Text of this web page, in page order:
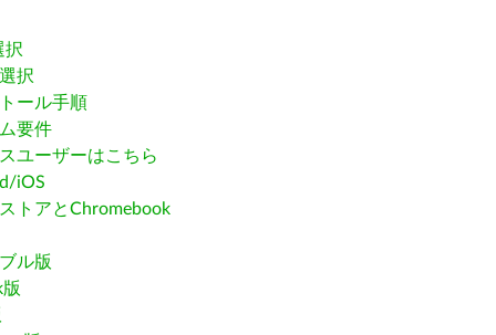
択
択
ール手順
要件
ユーザーはこちら
iOS
トアとChromebook
ル版